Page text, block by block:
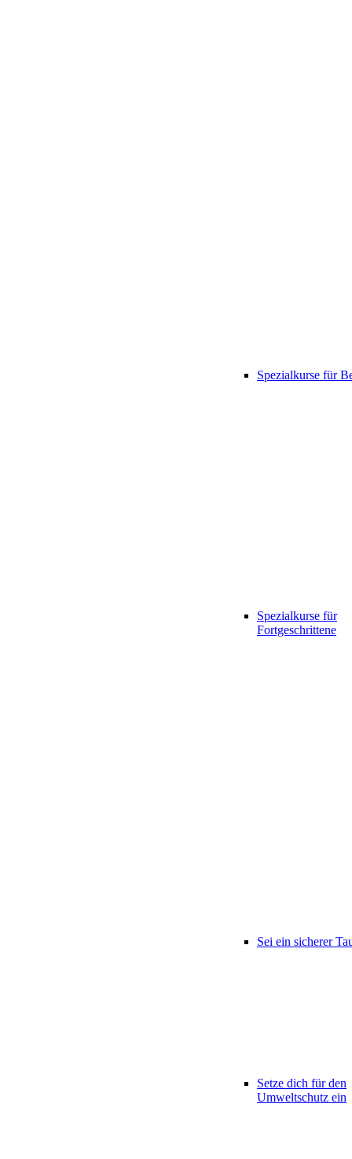
Spezialkurse für
Spezialkurse für
Fortgeschrittene
Sei ein sicherer
Setze dich für den
Umweltschutz ein